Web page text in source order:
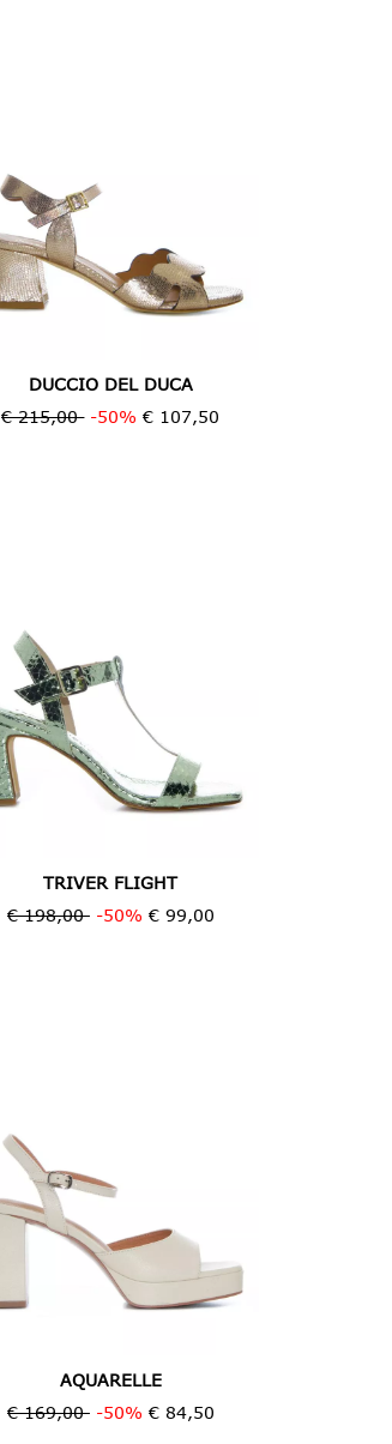
DUCCIO DEL DUCA
€ 215,00-50%€ 107,50
TRIVER FLIGHT
€ 198,00-50% € 99,00
AQUARELLE
€ 169,00-50% € 84,50